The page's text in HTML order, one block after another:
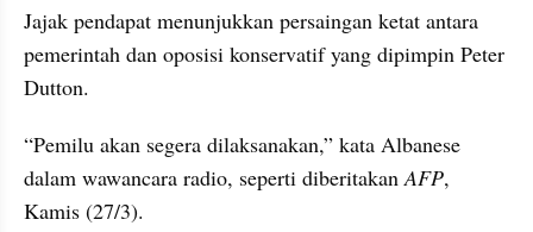
Jajak pendapat menunjukkan persaingan ketat antara
pemerintah dan oposisi konservatif yang dipimpin Peter
Dutton.
“Pemilu akan segera dilaksanakan,” kata Albanese
dalam wawancara radio, seperti diberitakan AFP,
Kamis (27/3).